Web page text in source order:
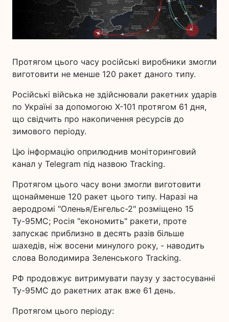
Протягом цього часу російські виробники змогли
виготовити не менше 120 ракет даного типу.
Російські війська не здійснювали ракетних ударів
по Україні за допомогою Х-101 протягом 61 дня,
що свідчить про накопичення ресурсів до
зимового періоду.
Цю інформацію оприлюднив моніторинговий
канал у Telegram під назвою Tracking.
Протягом цього часу вони змогли виготовити
щонайменше 120 ракет цього типу. Наразі на
аеродромі "Оленья/Енгельс-2" розміщено 15
Ту-95МС; Росія "економить" ракети, проте
запускає приблизно в десять разів більше
шахедів, ніж восени минулого року, - наводить
слова Володимира Зеленського Tracking.
РФ продовжує витримувати паузу у застосуванні
Ту-95МС до ракетних атак вже 61 день.
Протягом цього періоду: